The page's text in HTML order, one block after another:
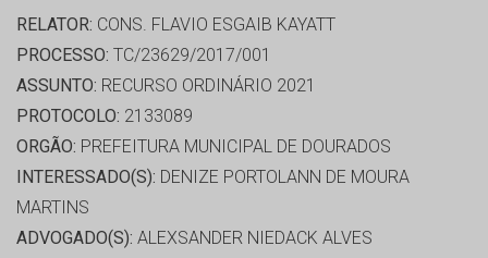
RELATOR: CONS. FLAVIO ESGAIB KAYATT
PROCESSO: TC/23629/2017/001
ASSUNTO: RECURSO ORDINÁRIO 2021
PROTOCOLO: 2133089
ORGÃO: PREFEITURA MUNICIPAL DE DOURADOS
INTERESSADO(S): DENIZE PORTOLANN DE MOURA
MARTINS
ADVOGADO(S): ALEXSANDER NIEDACK ALVES